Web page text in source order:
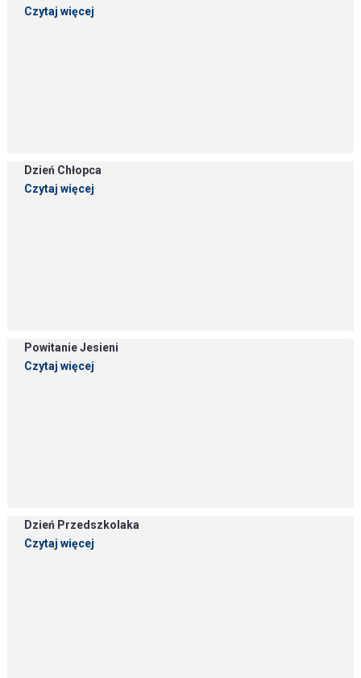
Czytaj więcej
Dzień Chłopca
Czytaj więcej
Powitanie Jesieni
Czytaj więcej
Dzień Przedszkolaka
Czytaj więcej